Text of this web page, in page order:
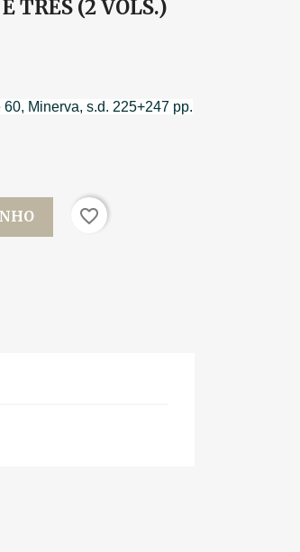
TRÊS (2 VOLS.)
Minerva, s.d. 225+247 pp.
favorite_border